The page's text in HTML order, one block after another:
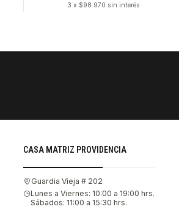
3 x $98.970 sin interés
CASA MATRIZ PROVIDENCIA
Guardia Vieja # 202
Lunes a Viernes: 10:00 a 19:00 hrs.
Sábados: 11:00 a 15:30 hrs.